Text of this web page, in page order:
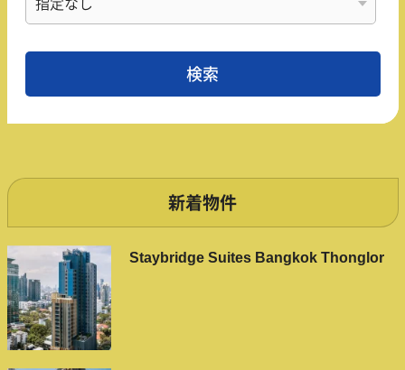
新着物件
Staybridge Suites Bangkok Thonglor